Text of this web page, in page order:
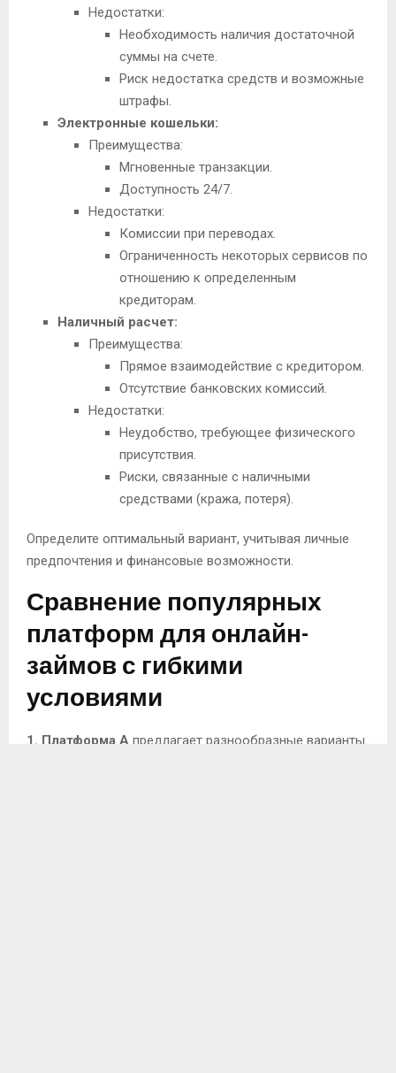
Недостатки:
Необходимость наличия достаточной
суммы на счете.
Риск недостатка средств и возможные
штрафы.
Электронные кошельки:
Преимущества:
Мгновенные транзакции.
Доступность 24/7.
Недостатки:
Комиссии при переводах.
Ограниченность некоторых сервисов по
отношению к определенным
кредиторам.
Наличный расчет:
Преимущества:
Прямое взаимодействие с кредитором.
Отсутствие банковских комиссий.
Недостатки:
Неудобство, требующее физического
присутствия.
Риски, связанные с наличными
средствами (кража, потеря).
Определите оптимальный вариант, учитывая личные
предпочтения и финансовые возможности.
Сравнение популярных
платформ для онлайн-
займов с гибкими
условиями
1. Платформа A предлагает разнообразные варианты